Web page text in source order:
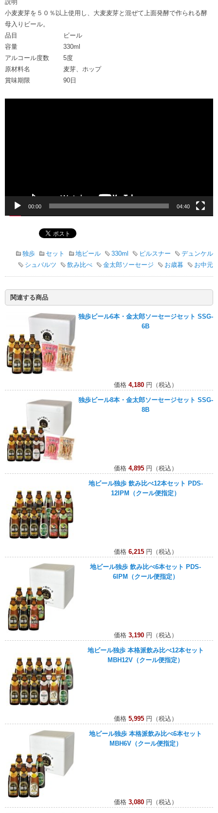
説明
小麦麦芽を５０％以上使用し、大麦麦芽と混ぜて上面発酵で作られる酵
母入りビール。
品目
ビール
容量
330ml
アルコール度数
5度
原材料名
麦芽、ホップ
賞味期限
90日
00:00 04:40
独歩 セット 地ビール 330ml ピルスナー
デュンケル
シュバルツ
飲み比べ 金太郎ソーセージ お歳暮 お中元
関連する商品
独歩ビール6本・金太郎ソーセージセット SSG-
6B
価格 4,180円（税込）
独歩ビール8本・金太郎ソーセージセット SSG-
8B
価格 4,895円（税込）
地ビール独歩 飲み比べ12本セット PDS-
12IPM（クール便指定）
価格 6,215円（税込）
地ビール独歩 飲み比べ6本セット PDS-
6IPM（クール便指定）
価格 3,190円（税込）
地ビール独歩 本格派飲み比べ12本セット
MBH12V（クール便指定）
価格 5,995円（税込）
地ビール独歩 本格派飲み比べ6本セット
MBH6V（クール便指定）
価格 3,080円（税込）